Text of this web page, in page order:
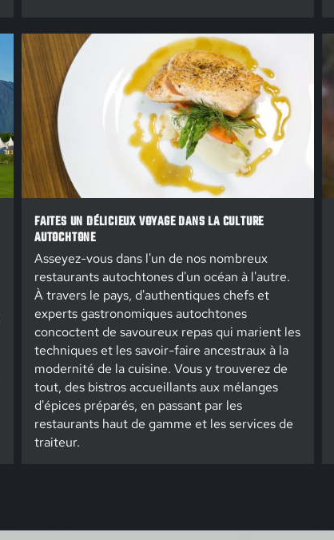
FAITES UN DÉLICIEUX VOYAGE DANS LA CULTURE
AUTOCHTONE
Asseyez-vous dans l'un de nos nombreux
restaurants autochtones d'un océan à l'autre.
À travers le pays, d'authentiques chefs et
experts gastronomiques autochtones
concoctent de savoureux repas qui marient les
techniques et les savoir-faire ancestraux à la
modernité de la cuisine. Vous y trouverez de
tout, des bistros accueillants aux mélanges
d'épices préparés, en passant par les
restaurants haut de gamme et les services de
traiteur.